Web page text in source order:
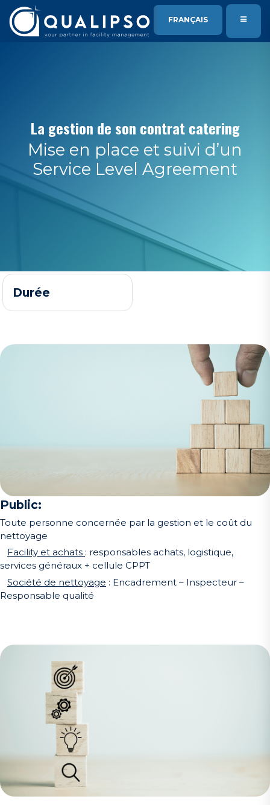
SE RENDRE AU CONTENU
FRANÇAIS
La gestion de son contrat catering
Mise en place et suivi d’un
Service Level Agreement
Durée
Public:
Toute personne concernée par la gestion et le coût du
nettoyage
Facility et achats : responsables achats, logistique,
services généraux + cellule CPPT
Société de nettoyage : Encadrement – Inspecteur –
Responsable qualité